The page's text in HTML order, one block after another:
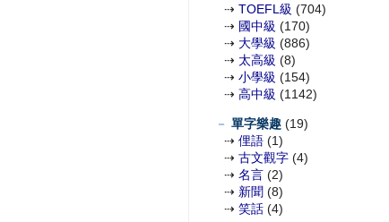
⇢ TOEFL級 (704)
⇢ 國中級 (170)
⇢ 大學級 (886)
⇢ 太高級 (8)
⇢ 小學級 (154)
⇢ 高中級 (1142)
－ 單字樂趣 (19)
⇢ 俚語 (1)
⇢ 古文觀字 (4)
⇢ 名言 (2)
⇢ 新聞 (8)
⇢ 笑話 (4)